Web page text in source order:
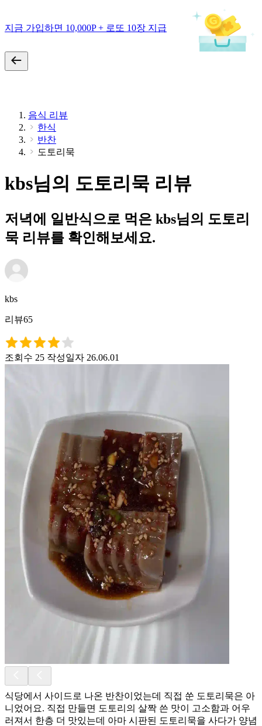
지금 가입하면 10,000P + 로또 10장 지급
음식 리뷰
한식
반찬
도토리묵
kbs님의 도토리묵 리뷰
저녁에 일반식으로 먹은 kbs님의 도토리
묵 리뷰를 확인해보세요.
kbs
리뷰65
조회수 25 작성일자 26.06.01
식당에서 사이드로 나온 반찬이었는데 직접 쑨 도토리묵은 아
니었어요. 직접 만들면 도토리의 살짝 쓴 맛이 고소함과 어우
러져서 한층 더 맛있는데 아마 시판된 도토리묵을 사다가 양념